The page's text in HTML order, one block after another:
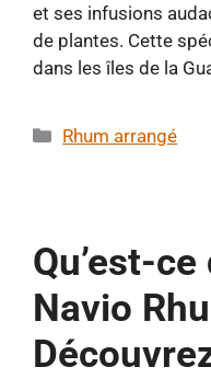
et ses infusions
de plantes. Cette
dans les îles de la
Catégories
Rhum arrangé
Qu’est-
Navio